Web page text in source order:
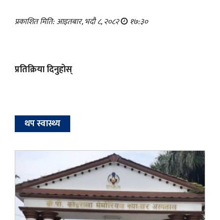
प्रकाशित मिति: आइतबार, भदौ ८, २०८२ १७:३०
प्रतिक्रिया दिनुहोस्
थप स्वास्थ्य